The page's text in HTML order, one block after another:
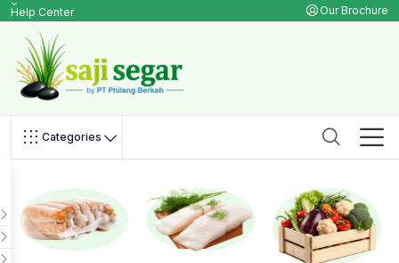
Help Center Our Brochure
Categories